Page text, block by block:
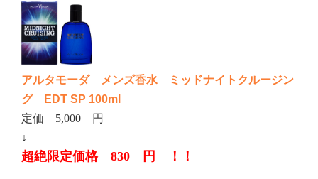
アルタモーダ メンズ香水 ミッドナイトクルージン
グ EDT SP 100ml
定価 5,000 円
↓
超絶限定価格 830 円 ！！